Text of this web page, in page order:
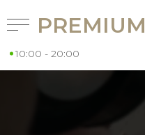
PREMIUM
10:00 - 20:00